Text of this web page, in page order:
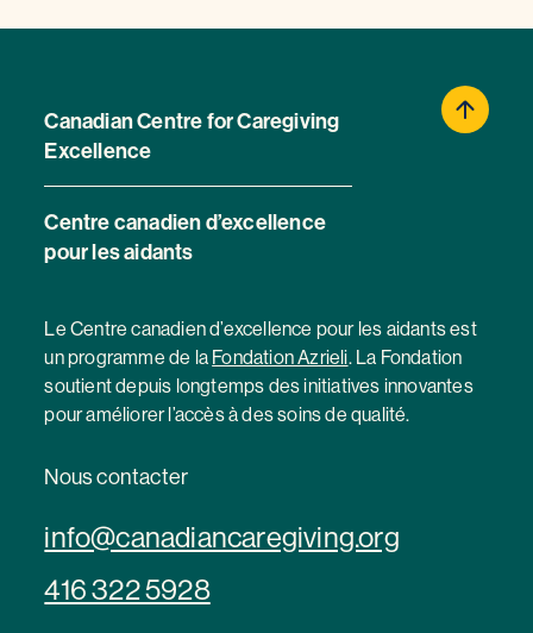
Canadian Centre for Caregiving
Excellence
Centre canadien d’excellence
pour les aidants
Le Centre canadien d’excellence pour les aidants est
un programme de la Fondation Azrieli. La Fondation
soutient depuis longtemps des initiatives innovantes
pour améliorer l’accès à des soins de qualité.
Nous contacter
info@canadiancaregiving.org
416 322 5928